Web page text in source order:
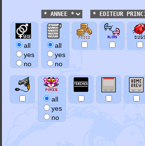
all
yes
no
all
yes
no
all
yes
no